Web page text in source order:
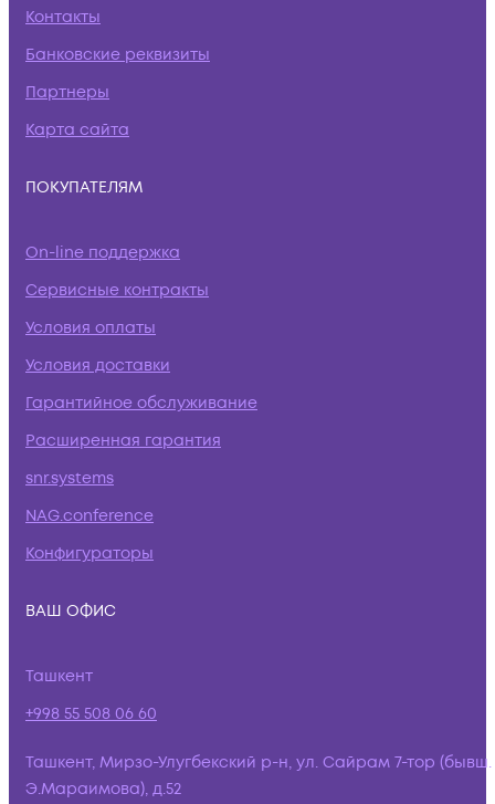
Контакты
Банковские реквизиты
Партнеры
Карта сайта
ПОКУПАТЕЛЯМ
On-line поддержка
Сервисные контракты
Условия оплаты
Условия доставки
Гарантийное обслуживание
Расширенная гарантия
snr.systems
NAG.conference
Конфигураторы
ВАШ ОФИС
Ташкент
+998 55 508 06 60
Ташкент, Мирзо-Улугбекский р-н, ул. Сайрам 7-тор (бывш.
Э.Мараимова), д.52